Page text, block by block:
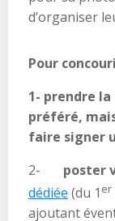
d’organiser
Pour
1- prendre
préféré,
faire signer
2- poster
dédiée (du 1 er
ajoutant